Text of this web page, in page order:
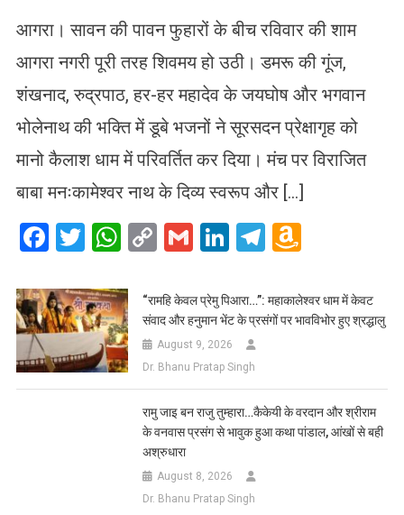
आगरा। सावन की पावन फुहारों के बीच रविवार की शाम
आगरा नगरी पूरी तरह शिवमय हो उठी। डमरू की गूंज,
शंखनाद, रुद्रपाठ, हर-हर महादेव के जयघोष और भगवान
भोलेनाथ की भक्ति में डूबे भजनों ने सूरसदन प्रेक्षागृह को
मानो कैलाश धाम में परिवर्तित कर दिया। मंच पर विराजित
बाबा मनःकामेश्वर नाथ के दिव्य स्वरूप और […]
Facebook
Twitter
WhatsApp
CopyGmailLinkedIn
Telegram
List
​“रामहि केवल प्रेमु पिआरा…”: महाकालेश्वर धाम में केवट
संवाद और हनुमान भेंट के प्रसंगों पर भावविभोर हुए श्रद्धालु
August 9, 2026
Dr. Bhanu Pratap Singh
रामु जाइ बन राजु तुम्हारा…कैकेयी के वरदान और श्रीराम
के वनवास प्रसंग से भावुक हुआ कथा पांडाल, आंखों से बही
अश्रुधारा
August 8, 2026
Dr. Bhanu Pratap Singh